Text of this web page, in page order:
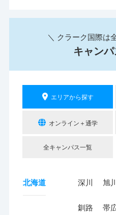
＼ クラーク国際は
キャン
エリアから探す
オンライン＋通学
全キャンパス一覧
北海道 深川 旭川
釧路 帯